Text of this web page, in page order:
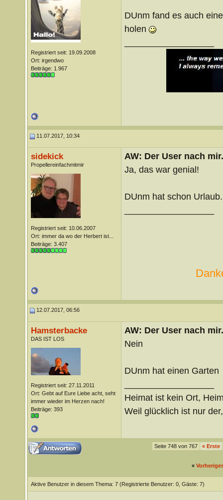
Registriert seit: 19.09.2008
Ort: irgendwo
Beiträge: 1.967
DUnm fand es auch
holen
11.07.2017, 10:34
sidekick
Propellereinfachmitmir
Registriert seit: 10.06.2007
Ort: immer da wo der Herbert ist...
Beiträge: 3.407
AW: Der User nach
Ja, das war genial!
DUnm hat schon Urlaub.
12.07.2017, 06:56
Hamsterbacke
DAS IST LOS
Registriert seit: 27.11.2011
Ort: Gebt auf Eure Liebe acht, seht
immer wieder im Herzen nach!
Beiträge: 393
AW: Der User nach
Nein
DUnm hat einen Garten
Heimat ist kein Ort,
Weil glücklich ist nur
Seite 748 von 767 «Erste
«
Aktive Benutzer in diesem Thema: 7 (Registrierte Benutzer: 0, Gäste: 7)